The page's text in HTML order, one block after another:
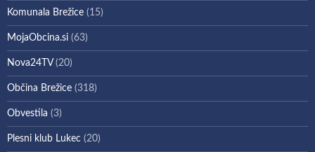
Komunala Brežice (15)
MojaObcina.si (63)
Nova24TV(20)
Občina Brežice (318)
Obvestila (3)
Plesni klub Lukec (20)